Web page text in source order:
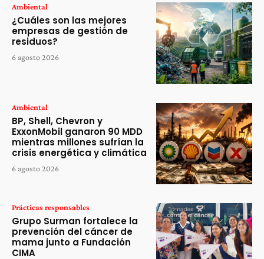
Ambiental
¿Cuáles son las mejores
empresas de gestión de
residuos?
6 agosto 2026
Ambiental
BP, Shell, Chevron y
ExxonMobil ganaron 90 MDD
mientras millones sufrían la
crisis energética y climática
6 agosto 2026
Prácticas responsables
Grupo Surman fortalece la
prevención del cáncer de
mama junto a Fundación
CIMA